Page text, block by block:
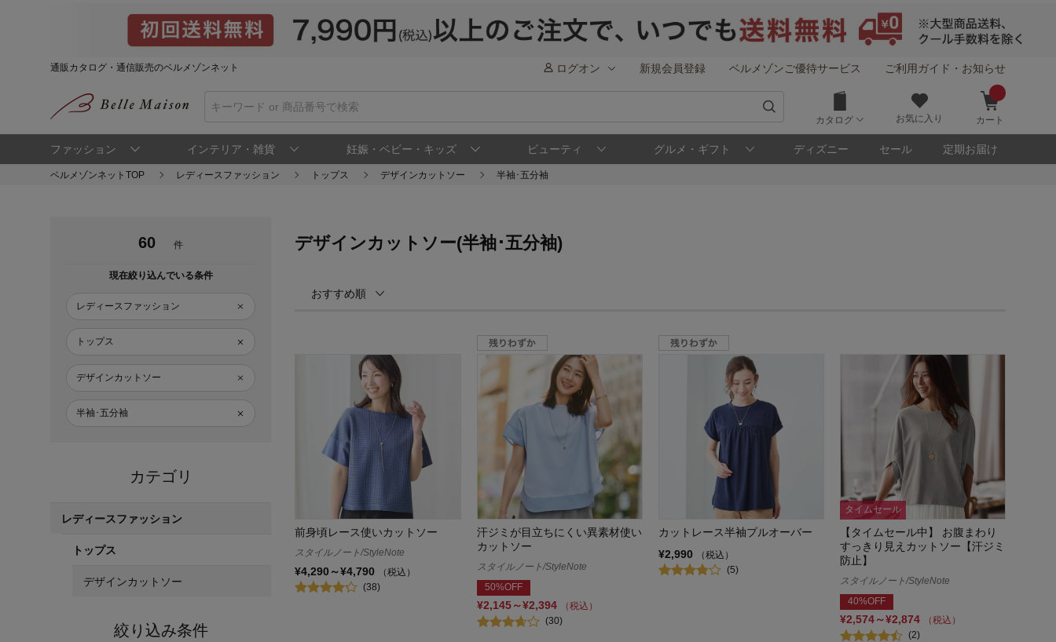
通販カタログ・通信販売のベルメゾンネット ログオン 新規会員登録 ベルメゾンご優待サービス ご利用ガイド・お知らせ
カタログ お気に入り カート
ファッション インテリア・雑貨 妊娠・ベビー・キッズ ビューティ グルメ・ギフト ディズニー セール 定期お届け
ベルメゾンネットTOP レディースファッション トップス デザインカットソー 半袖･五分袖
60 件
現在絞り込んでいる条件
レディースファッション
トップス
デザインカットソー
半袖･五分袖
カテゴリ
レディースファッション
トップス
デザインカットソー
絞り込み条件
デザインカットソー(半袖･五分袖)
おすすめ順
前身頃レース使いカットソー
スタイルノート/StyleNote
¥4,290～¥4,790
（税込）
(38)
汗ジミが目立ちにくい異素材使い
カットソー
スタイルノート/StyleNote
50%OFF
¥2,145～¥2,394
（税込）
(30)
カットレース半袖プルオーバー
¥2,990
（税込）
(5)
タイムセール
【タイムセール中】 お腹まわり
すっきり見えカットソー【汗ジミ
防止】
スタイルノート/StyleNote
40%OFF
¥2,574～¥2,874
（税込）
(2)